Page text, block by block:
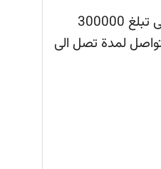
حتى ولو عمل أرخميدس بأسرع سرعة موجودة فى الطبيعة وهى سرعة الضوء التى تبلغ 300000
لمدة تصل الى